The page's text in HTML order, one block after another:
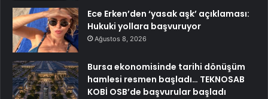
Ece Erken’den ‘yasak aşk’ açıklaması:
Hukuki yollara başvuruyor
Ağustos 8, 2026
Bursa ekonomisinde tarihi dönüşüm
hamlesi resmen başladı… TEKNOSAB
KOBİ OSB’de başvurular başladı